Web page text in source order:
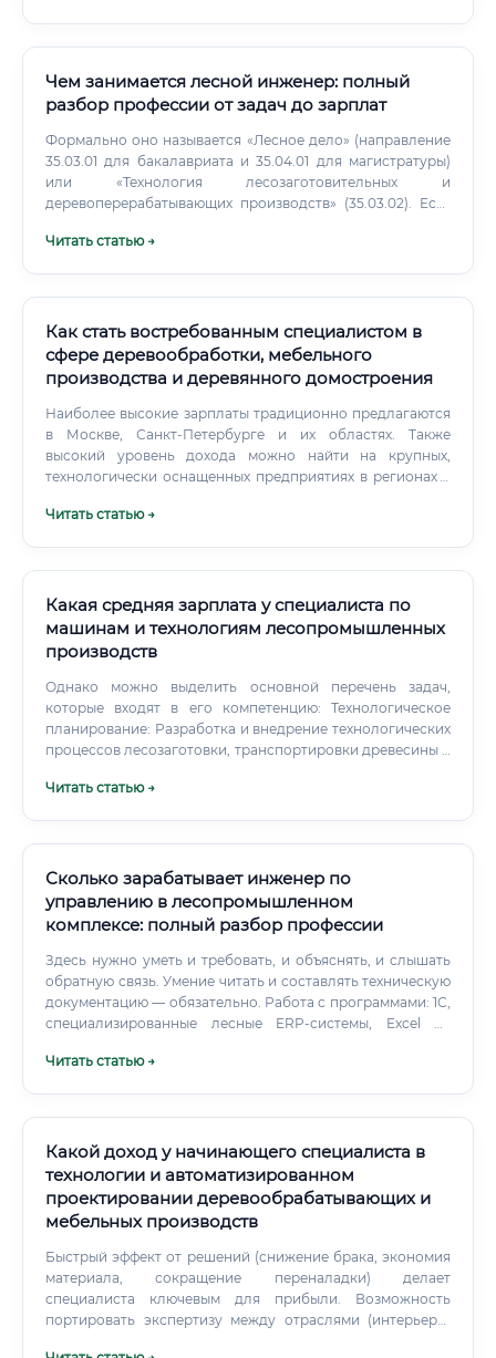
Чем занимается лесной инженер: полный
разбор профессии от задач до зарплат
Формально оно называется «Лесное дело» (направление
35.03.01 для бакалавриата и 35.04.01 для магистратуры)
или «Технология лесозаготовительных и
деревоперерабатывающих производств» (35.03.02). Есть
этой области: ✅ СПбГЛТУ — исторически самый
Читать статью →
Как стать востребованным специалистом в
сфере деревообработки, мебельного
производства и деревянного домостроения
Наиболее высокие зарплаты традиционно предлагаются
в Москве, Санкт-Петербурге и их областях. Также
высокий уровень дохода можно найти на крупных,
технологически оснащенных предприятиях в регионах с
край) и в компаниях, работающих на экспорт или
Читать статью →
Какая средняя зарплата у специалиста по
машинам и технологиям лесопромышленных
производств
Однако можно выделить основной перечень задач,
которые входят в его компетенцию: Технологическое
планирование: Разработка и внедрение технологических
процессов лесозаготовки, транспортировки древесины и
оборудования: Выбор оптимальных моделей машин
обслуживания.
Читать статью →
Сколько зарабатывает инженер по
управлению в лесопромышленном
комплексе: полный разбор профессии
Здесь нужно уметь и требовать, и объяснять, и слышать
обратную связь. Умение читать и составлять техническую
документацию — обязательно. Работа с программами: 1С,
специализированные лесные ERP-системы, Excel на
Читать статью →
Какой доход у начинающего специалиста в
технологии и автоматизированном
проектировании деревообрабатывающих и
мебельных производств
Быстрый эффект от решений (снижение брака, экономия
материала, сокращение переналадки) делает
специалиста ключевым для прибыли. Возможность
портировать экспертизу между отраслями (интерьеры,